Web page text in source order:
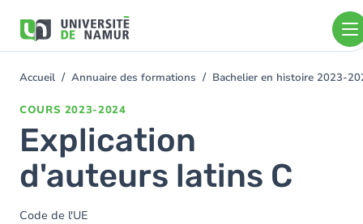
contenu
You
Accueil Annuaire des formations Bachelier en histoire 2023-
COURS 2023-2024
Explication
d'auteurs latins C
Code de l'UE